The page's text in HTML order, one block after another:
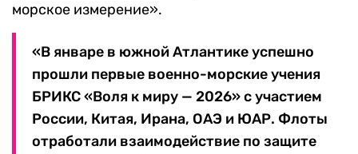
морское измерение».
«В январе в южной Атлантике успешно
прошли первые военно-морские учения
БРИКС «Воля к миру — 2026» с участием
России, Китая, Ирана, ОАЭ и ЮАР. Флоты
отработали взаимодействие по защите